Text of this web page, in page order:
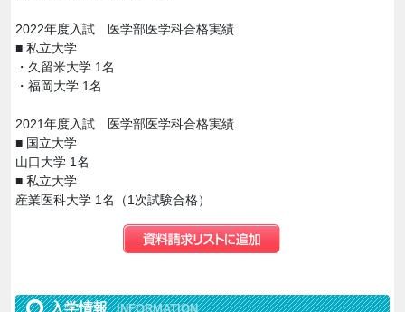
2022年度入試 医学部医学科合格実績
■ 私立大学
・久留米大学 1名
・福岡大学 1名
2021年度入試 医学部医学科合格実績
■ 国立大学
山口大学 1名
■ 私立大学
産業医科大学 1名（1次試験合格）
入学情報 INFORMATION